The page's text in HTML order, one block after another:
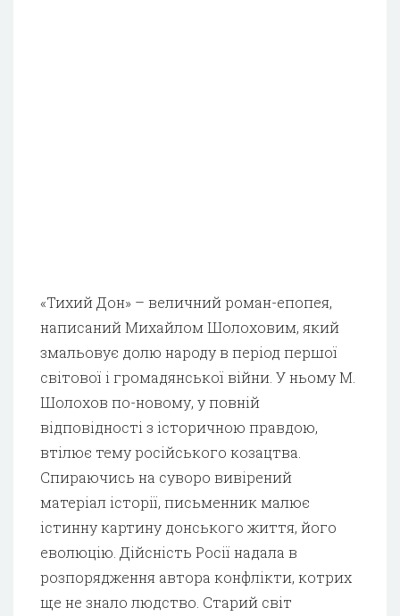
«Тихий Дон» – величний роман-епопея,
написаний Михайлом Шолоховим, який
змальовує долю народу в період першої
світової і громадянської війни. У ньому М.
Шолохов по-новому, у повній
відповідності з історичною правдою,
втілює тему російського козацтва.
Спираючись на суворо вивірений
матеріал історії, письменник малює
істинну картину донського життя, його
еволюцію. Дійсність Росії надала в
розпорядження автора конфлікти, котрих
ще не знало людство. Старий світ